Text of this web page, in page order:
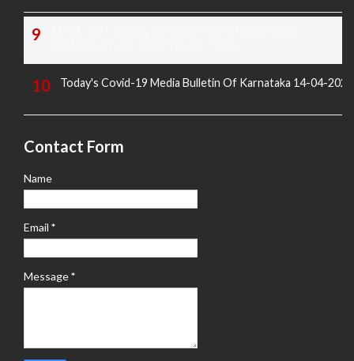
Today's Covid-19 Media Bulletin Of Karnataka 14-04-2022
Contact Form
Name
Email *
Message*